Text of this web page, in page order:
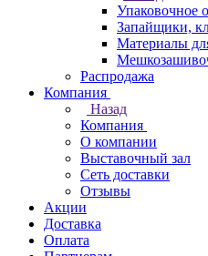
Упаковочное
Запайщики,
Материалы
Распродажа
Компания
Назад
Компания
О компании
Выставочный зал
Сеть доставки
Отзывы
Акции
Доставка
Оплата